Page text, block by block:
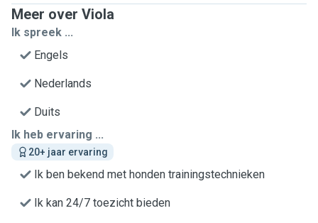
Meer over Viola
Ik spreek ...
Engels
Nederlands
Duits
Ik heb ervaring ...
20+ jaar ervaring
Ik ben bekend met honden trainingstechnieken
Ik kan 24/7 toezicht bieden